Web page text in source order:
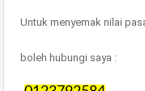
Untuk menyemak nilai
boleh hubungi saya :